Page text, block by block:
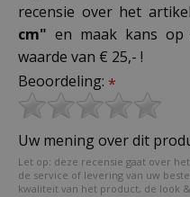
recensie over het artikel
cm" en maak kans
waarde van € 25,- !
Beoordeling: *
Uw mening over dit
Let op: deze recensie gaat over
de service of levering van uw
kwaliteit van het product, de look